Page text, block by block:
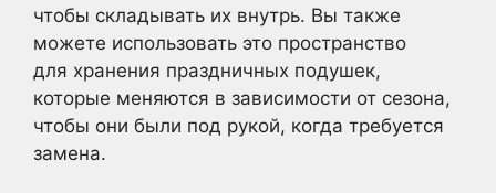
чтобы складывать их внутрь. Вы также
можете использовать это пространство
для хранения праздничных подушек,
которые меняются в зависимости от сезона,
чтобы они были под рукой, когда требуется
замена.